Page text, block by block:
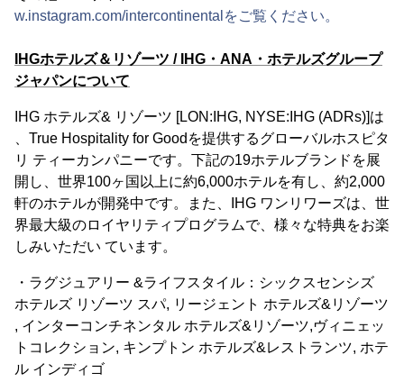
w.instagram.com/intercontinentalをご覧ください。
IHGホテルズ＆リゾーツ / IHG・ANA・ホテルズグループ
ジャパンについて
IHG ホテルズ& リゾーツ [LON:IHG, NYSE:IHG (ADRs)]は
、True Hospitality for Goodを提供するグローバルホスピタ
リ ティーカンパニーです。下記の19ホテルブランドを展
開し、世界100ヶ国以上に約6,000ホテルを有し、約2,000
軒のホテルが開発中です。また、IHG ワンリワーズは、世
界最大級のロイヤリティプログラムで、様々な特典をお楽
しみいただい ています。
・ラグジュアリー &ライフスタイル：シックスセンシズ
ホテルズ リゾーツ スパ, リージェント ホテルズ&リゾーツ
, インターコンチネンタル ホテルズ&リゾーツ,ヴィニェッ
トコレクション, キンプトン ホテルズ&レストランツ, ホテ
ル インディゴ